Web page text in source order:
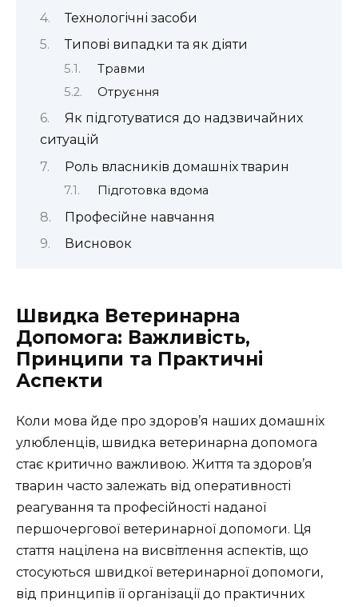
Технологічні засоби
Типові випадки та як діяти
Травми
Отруєння
Як підготуватися до надзвичайних
ситуацій
Роль власників домашніх тварин
Підготовка вдома
Професійне навчання
Висновок
Швидка Ветеринарна
Допомога: Важливість,
Принципи та Практичні
Аспекти
Коли мова йде про здоров’я наших домашніх
улюбленців, швидка ветеринарна допомога
стає критично важливою. Життя та здоров’я
тварин часто залежать від оперативності
реагування та професійності наданої
першочергової ветеринарної допомоги. Ця
стаття націлена на висвітлення аспектів, що
стосуються швидкої ветеринарної допомоги,
від принципів її організації до практичних